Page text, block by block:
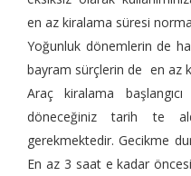
en az kiralama süresi
Yoğunluk dönemlerin de
bayram sürçlerin de en az
Araç kiralama
döneceğiniz tarih te
gerekmektedir. Gecikme
En az 3 saat e kadar